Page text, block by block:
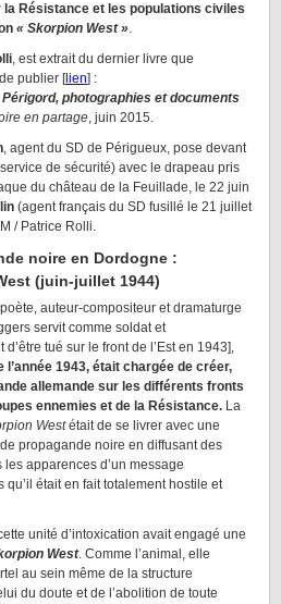
la Résistance et les populations civiles
« Skorpion West ».
, est extrait du dernier livre que
publier [lien] :
photographies et documents
en partage, juin 2015.
, agent du SD de Périgueux, pose devant
de sécurité) avec le drapeau pris
du château de la Feuillade, le 22 juin
(agent français du SD fusillé le 21 juillet
/ Patrice Rolli.
noire en Dordogne :
(juin-juillet 1944)
auteur-compositeur et dramaturge
servit comme soldat et
tué sur le front de l’Est en 1943],
1943, était chargée de créer,
allemande sur les différents fronts
ennemies et de la Résistance. La
Westétait de se livrer avec une
propagande noire en diffusant des
apparences d’un message
était en fait totalement hostile et
unité d’intoxication avait engagé une
West. Comme l’animal, elle
au sein même de la structure
du doute et de l’abolition de toute